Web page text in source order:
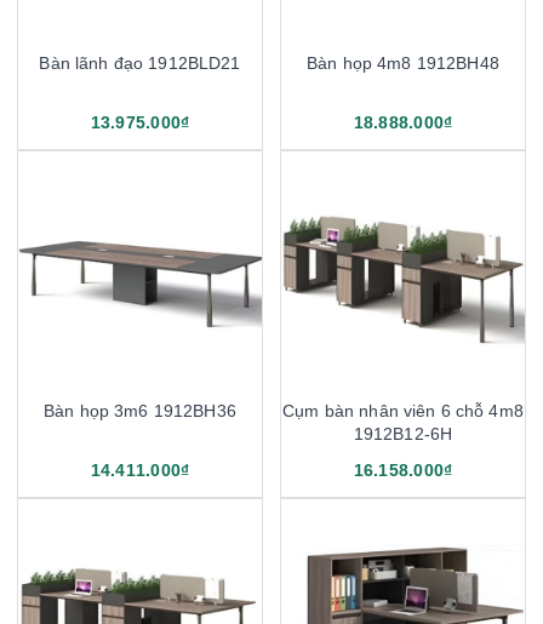
Bàn lãnh đạo 1912BLD21
13.975.000₫
Bàn họp 4m8 1912BH48
18.888.000₫
Bàn họp 3m6 1912BH36
14.411.000₫
Cụm bàn nhân viên 6 chỗ 4m8
1912B12-6H
16.158.000₫